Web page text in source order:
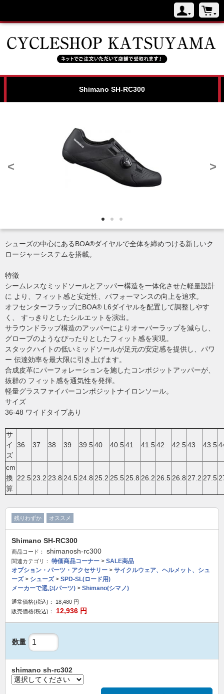
Shimano SH-RC300
< >
シューズの中心にあるBOA®ダイヤルで全体を締めつける新しいク
ロージャーシステムを搭載。
特徴
シームレスなミッドソールとアッパー構造を一体化させた軽量設計
に より、フィット感と安定性、パフォーマンスの向上を追求。
オフセンターフラップにBOA® L6ダイヤルを配置して調整しやす
く、 すっきりとしたシルエットを演出。
サラウンドラップ構造のアッパーによりオーバーラップを減らし、
グローブのようなぴったりとしたフィット感を実現。
スタックハイトの低いミッドソールが足元の安定感を提供し、パワ
ー 伝達効率を最大限に引き上げます。
合成皮革にパーフォレーションを施したコンポジットアッパーが、
抜群の フィット感を通気性を発揮。
軽量グラスファイバーコンポジットナイロンソール。
サイズ
36-48 ワイドタイプあり
サ
イ
ズ
36 37 38 39 39.540 40.541 41.542 42.543 43.5
cm
換
算
22.5 23.2 23.8 24.5 24.8 25.2 25.5 25.8 26.2 26.5 26.8 27.2 27.5
残りわずか オススメ
Shimano SH-RC300
商品コード： shimanosh-rc300
関連カテゴリ： 特価商品コーナー > SALE商品
オプション・パーツ・アクセサリー > サイクルウェア、ヘルメット、シュ
ーズ> シューズ> SPD-SL(ロード用)
メーカーで選ぶ(パーツ) > Shimano(シマノ)
通常価格(税込)： 18,480 円
販売価格(税込)：
12,936 円
数量
shimano sh-rc302